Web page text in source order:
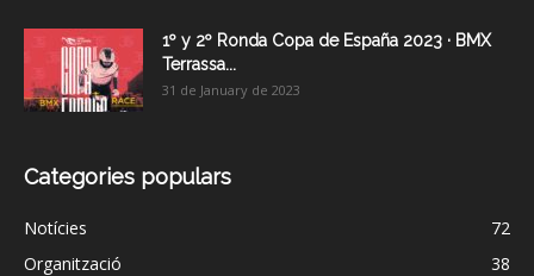
1º y 2º Ronda Copa de España 2023 · BMX
Terrassa...
31 de January de 2023
Categories populars
Notícies
72
Organització
38